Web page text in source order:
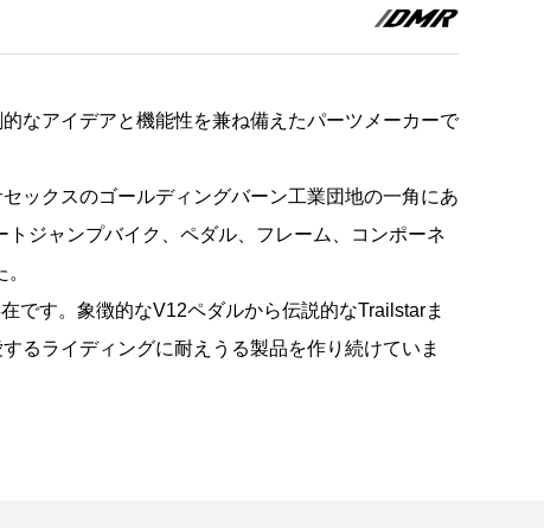
なアイデアと機能性を兼ね備えたパーツメーカーで
ックスのゴールディングバーン工業団地の一角にあ
ジャンプバイク、ペダル、フレーム、コンポーネ
です。象徴的なV12ペダルから伝説的なTrailstarま
るライディングに耐えうる製品を作り続けていま